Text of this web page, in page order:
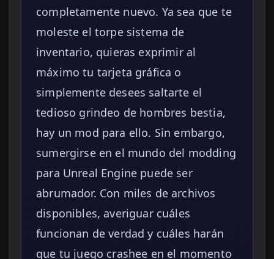
completamente nuevo. Ya sea que te
moleste el torpe sistema de
inventario, quieras exprimir al
máximo tu tarjeta gráfica o
simplemente desees saltarte el
tedioso grindeo de hombres bestia,
hay un mod para ello. Sin embargo,
sumergirse en el mundo del modding
para Unreal Engine puede ser
abrumador. Con miles de archivos
disponibles, averiguar cuáles
funcionan de verdad y cuáles harán
que tu juego crashee en el momento